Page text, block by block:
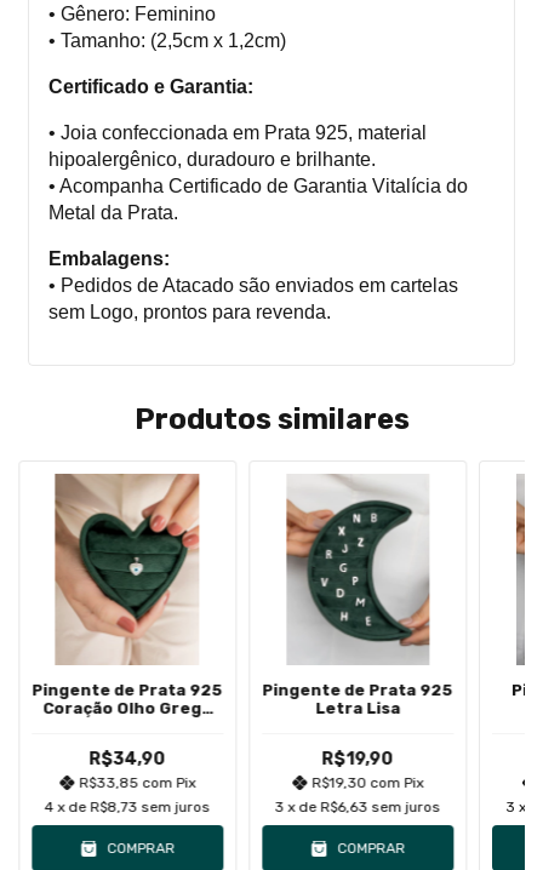
• Gênero: Feminino
• Tamanho: (2,5cm x 1,2cm)
Certificado e Garantia:
• Joia confeccionada em Prata 925, material
hipoalergênico, duradouro e brilhante.
• Acompanha Certificado de Garantia Vitalícia do
Metal da Prata.
Embalagens:
• Pedidos de Atacado são enviados em cartelas
sem Logo, prontos para revenda.
Produtos similares
Pingente de Prata 925
Coração Olho Grego
R$34,90
R$33,85 com Pix
4 x deR$8,73 sem juros
COMPRAR
Pingente de Prata 925
Letra Lisa
R$19,90
R$19,30 com Pix
3 x deR$6,63 sem juros
COMPRAR
3 x